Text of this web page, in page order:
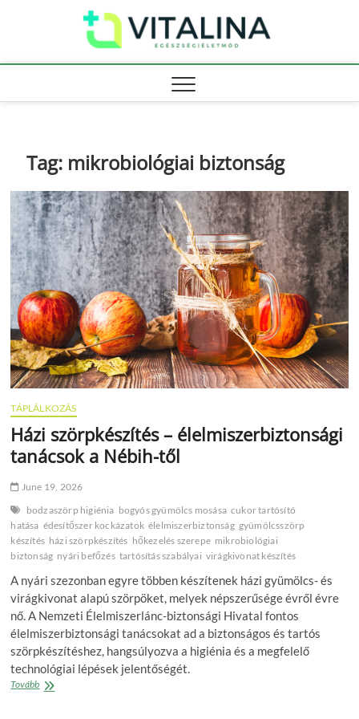
Tag: mikrobiológiai biztonság
TÁPLÁLKOZÁS
Házi szörpkészítés – élelmiszerbiztonsági
tanácsok a Nébih-től
June 19, 2026
bodzaszörp higiénia bogyós gyümölcs mosása cukor tartósító
hatása édesítőszer kockázatok élelmiszerbiztonság gyümölcsszörp
készítés házi szörpkészítés hőkezelés szerepe mikrobiológiai
biztonság nyári befőzés tartósítás szabályai virágkivonat készítés
A nyári szezonban egyre többen készítenek házi gyümölcs- és
virágkivonat alapú szörpöket, melyek népszerűsége évről évre
nő. A Nemzeti Élelmiszerlánc-biztonsági Hivatal fontos
élelmiszerbiztonsági tanácsokat ad a biztonságos és tartós
szörpkészítéshez, hangsúlyozva a higiénia és a megfelelő
technológiai lépések jelentőségét.
TovábbHázi